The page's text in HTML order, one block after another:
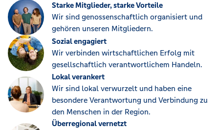
Starke Mitglieder, starke Vorteile
Wir sind genossenschaftlich organisiert und
gehören unseren Mitgliedern.
Sozial engagiert
Wir verbinden wirtschaftlichen Erfolg mit
gesellschaftlich verantwortlichem Handeln.
Lokal verankert
Wir sind lokal verwurzelt und haben eine
besondere Verantwortung und Verbindung zu
den Menschen in der Region.
Überregional vernetzt